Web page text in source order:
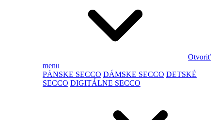
Otvoriť
menu
PÁNSKE SECCO DÁMSKE SECCO DETSKÉ
SECCO DIGITÁLNE SECCO